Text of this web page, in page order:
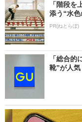
「階段
添う“水
PR(ねとらぼ)
「総合
靴”が人